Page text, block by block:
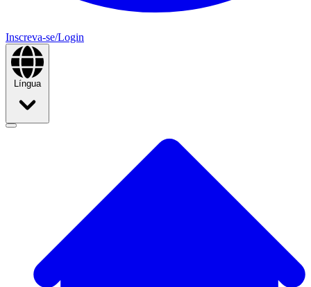
Inscreva-se/Login
Língua